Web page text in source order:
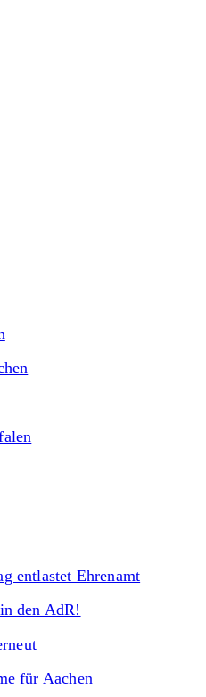
entlastet Ehrenamt
den AdR!
für Aachen